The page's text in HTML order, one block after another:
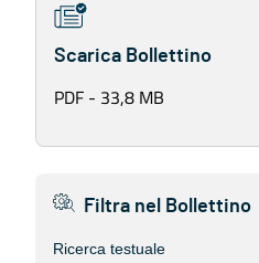
Scarica Bollettino
PDF - 33,8 MB
Filtra nel Bollettino
Ricerca testuale